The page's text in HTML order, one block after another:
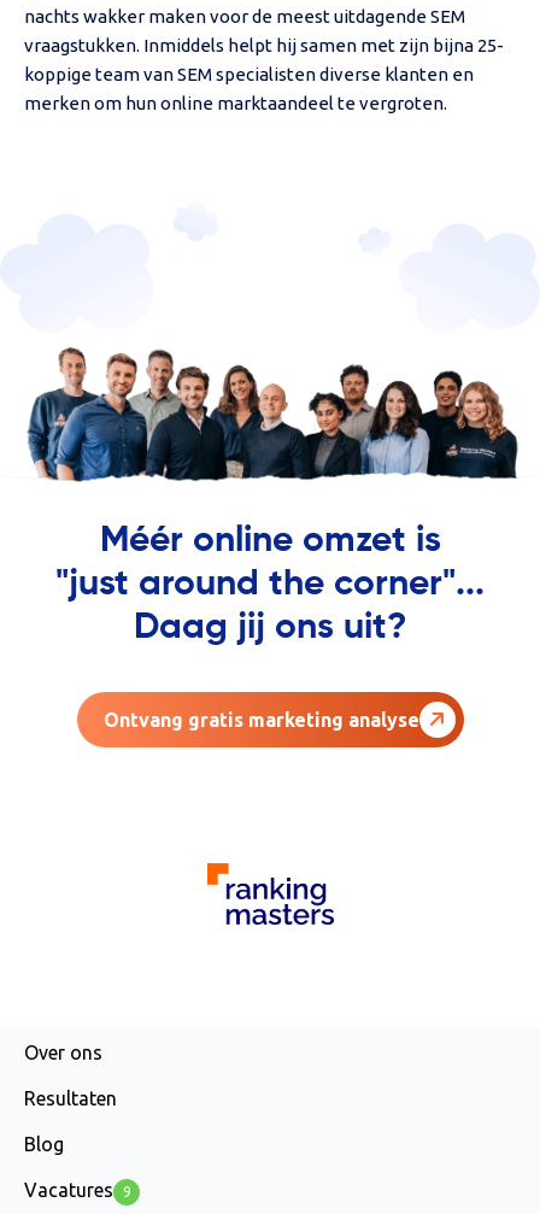
nachts wakker maken voor de meest uitdagende SEM
vraagstukken. Inmiddels helpt hij samen met zijn bijna 25-
koppige team van SEM specialisten diverse klanten en
merken om hun online marktaandeel te vergroten.
Méér online omzet is
"just around the corner"...
Daag jij ons uit?
Ontvang gratis marketing analyse
Over ons
Resultaten
Blog
Vacatures 9